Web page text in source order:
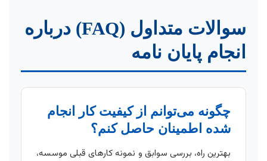
سوالات متداول (FAQ) درباره
انجام پایان نامه
چگونه می‌توانم از کیفیت کار انجام
شده اطمینان حاصل کنم؟
بهترین راه، بررسی سوابق و نمونه کارهای قبلی موسسه،